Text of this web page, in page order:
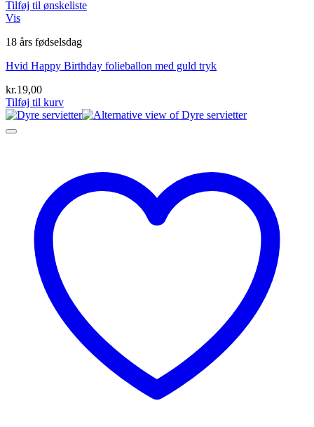
Tilføj til ønskeliste
Vis
18 års fødselsdag
Hvid Happy Birthday folieballon med guld tryk
kr.19,00
Tilføj til kurv